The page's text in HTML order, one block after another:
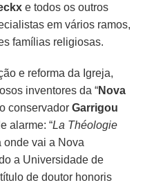
e todos os outros
em vários ramos,
famílias religiosas.
e reforma da Igreja,
inventores da “Nova
conservadorGarrigou
alarme: “La Théologie
onde vai a Nova
a Universidade de
de doutor honoris